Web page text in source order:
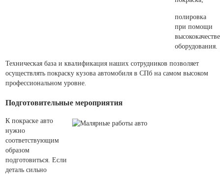
полировка
при помощи
оборудования.
Техническая база и квалификация наших сотрудников позволяет
осуществлять покраску кузова автомобиля в СПб на самом высоком
профессиональном уровне.
Подготовительные мероприятия
К покраске авто
нужно
соответствующим
образом
подготовиться. Если
деталь сильно